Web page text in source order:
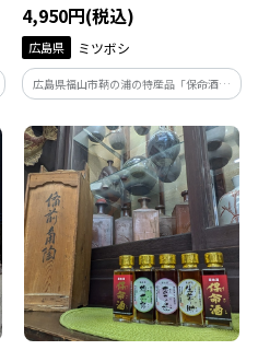
4,950円(税込)
広島県 ミツボシ
広島県福山市鞆の浦の特産品「保命酒」
を使った梅酒「梅太郎」、杏酒「杏子
姫」、生姜酒「生姜ノ助」のセットです。
それぞれの特徴をお楽しみ下さい。